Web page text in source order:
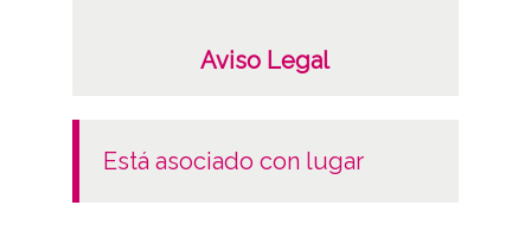
Aviso Legal
está asociado con lugar